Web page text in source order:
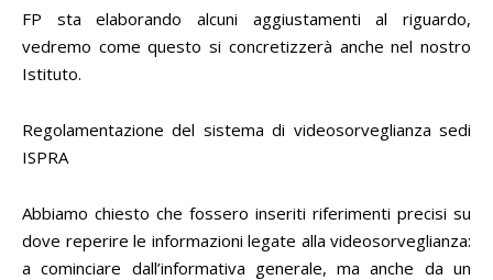
FP sta elaborando alcuni aggiustamenti al riguardo,
vedremo come questo si concretizzerà anche nel nostro
Istituto.
Regolamentazione del sistema di videosorveglianza sedi
ISPRA
Abbiamo chiesto che fossero inseriti riferimenti precisi su
dove reperire le informazioni legate alla videosorveglianza:
a cominciare dall’informativa generale, ma anche da un